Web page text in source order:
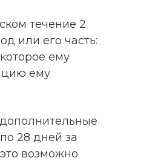
течение 2
или его часть:
ему
ему
28 дней за
возможно